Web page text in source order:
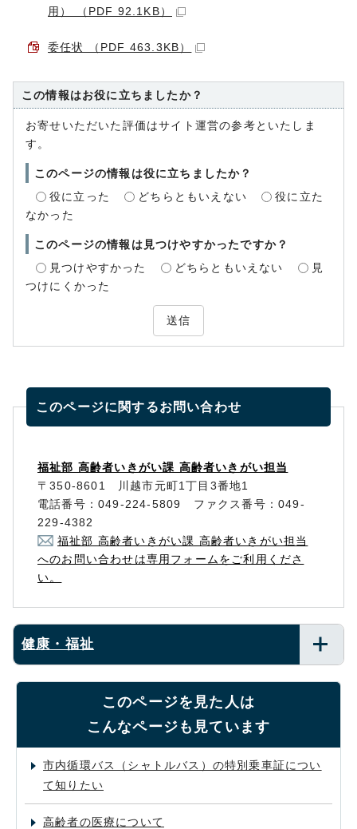
用） （PDF 92.1KB）
委任状 （PDF 463.3KB）
この情報はお役に立ちましたか？
お寄せいただいた評価はサイト運営の参考といたしま
す。
このページの情報は役に立ちましたか？
役に立った
どちらともいえない
役に立た
なかった
このページの情報は見つけやすかったですか？
見つけやすかった
どちらともいえない
見
つけにくかった
送信
このページに関するお問い合わせ
福祉部 高齢者いきがい課 高齢者いきがい担当
〒350-8601 川越市元町1丁目3番地1
電話番号：049-224-5809 ファクス番号：049-
229-4382
福祉部 高齢者いきがい課 高齢者いきがい担当
へのお問い合わせは専用フォームをご利用くださ
い。
健康・福祉
このページを見た人は
こんなページも見ています
市内循環バス（シャトルバス）の特別乗車証につい
て知りたい
高齢者の医療について